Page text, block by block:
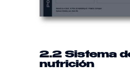
2.2 Sistema
nutrición